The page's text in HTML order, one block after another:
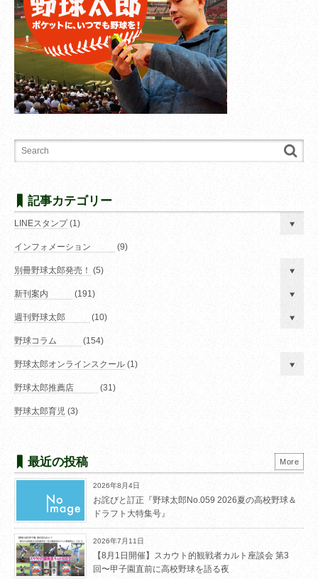
記事カテゴリー
LINEスタンプ(1)
インフォメーション (9)
別冊野球太郎発売！ (5)
新刊案内 (191)
週刊野球太郎 (10)
野球コラム (154)
野球太郎オンラインスクール (1)
野球太郎推薦店 (31)
野球太郎育児 (3)
最近の投稿
2026年8月4日
お詫びと訂正『野球太郎No.059 2026夏の高校野球＆
ドラフト大特集号』
2026年7月11日
【8月1日開催】スカウト的観戦者カルト座談会 第3
回〜甲子園直前に高校野球を語る夜
More